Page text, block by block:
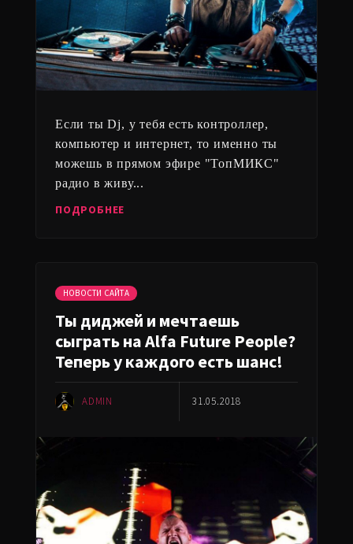
Если ты Dj, у тебя есть контроллер,
компьютер и интернет, то именно ты
можешь в прямом эфире "ТопМИКС"
радио в живу...
ПОДРОБНЕЕ
НОВОСТИ САЙТА
Ты диджей и мечтаешь
сыграть на Alfa Future People?
Теперь у каждого есть шанс!
ADMIN 31.05.2018